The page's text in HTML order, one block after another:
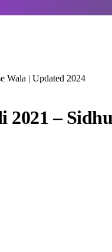
Wala | Updated 2024
–